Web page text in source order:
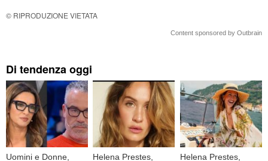
© RIPRODUZIONE VIETATA
Content sponsored by Outbrain
Di tendenza oggi
Uomini e Donne,
Helena Prestes,
Helena Prestes,